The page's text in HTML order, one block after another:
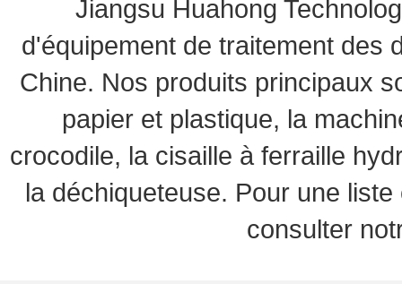
Jiangsu Huahong
d'équipement de traitement des
Chine. Nos produits principaux
papier et plastique, la
crocodile, la cisaille à ferraille
la déchiqueteuse. Pour une
consulter